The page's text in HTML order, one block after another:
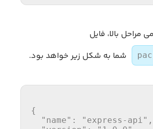
مراحل بالا، فایل
شما به شکل زیر خواهد بود.
{
"name" : "express-api" ,